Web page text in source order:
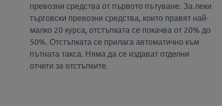
превозни средства от първото пътуване. За леки
търговски превозни средства, които правят най-
малко 20 курса, отстъпката се покачва от 20% до
50%. Отстъпката се прилага автоматично към
пътната такса. Няма да се издават отделни
отчети за отстъпките.